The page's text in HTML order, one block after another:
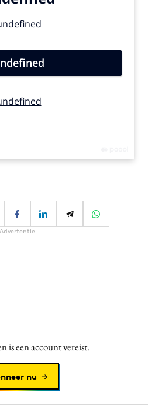
Advertentie
is een account vereist.
nu